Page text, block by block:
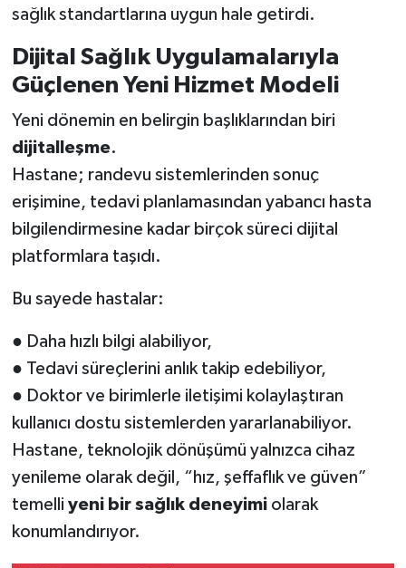
sağlık standartlarına uygun hale getirdi.
Dijital Sağlık Uygulamalarıyla
Güçlenen Yeni Hizmet Modeli
Yeni dönemin en belirgin başlıklarından biri
dijitalleşme.
Hastane; randevu sistemlerinden sonuç
erişimine, tedavi planlamasından yabancı hasta
bilgilendirmesine kadar birçok süreci dijital
platformlara taşıdı.
Bu sayede hastalar:
● Daha hızlı bilgi alabiliyor,
● Tedavi süreçlerini anlık takip edebiliyor,
● Doktor ve birimlerle iletişimi kolaylaştıran
kullanıcı dostu sistemlerden yararlanabiliyor.
Hastane, teknolojik dönüşümü yalnızca cihaz
yenileme olarak değil, “hız, şeffaflık ve güven”
temelli yeni bir sağlık deneyimiolarak
konumlandırıyor.